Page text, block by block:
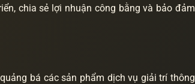
chia sẻ lợi nhuận công bằng và bảo đảm
bá các sản phẩm dịch vụ giải trí thông